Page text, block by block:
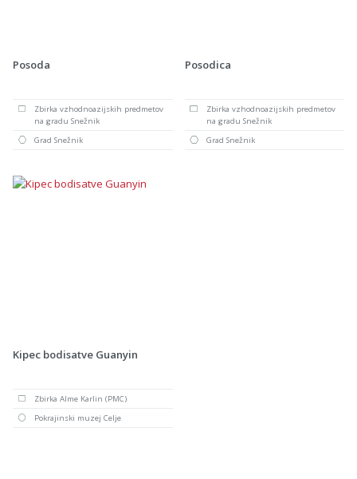
Posoda
Zbirka vzhodnoazijskih predmetov
na gradu Snežnik
Grad Snežnik
Posodica
Zbirka vzhodnoazijskih predmetov
na gradu Snežnik
Grad Snežnik
Kipec bodisatve Guanyin
Zbirka Alme Karlin (PMC)
Pokrajinski muzej Celje